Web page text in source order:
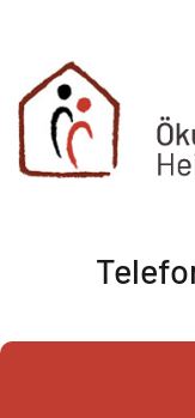
Inhalt
springen